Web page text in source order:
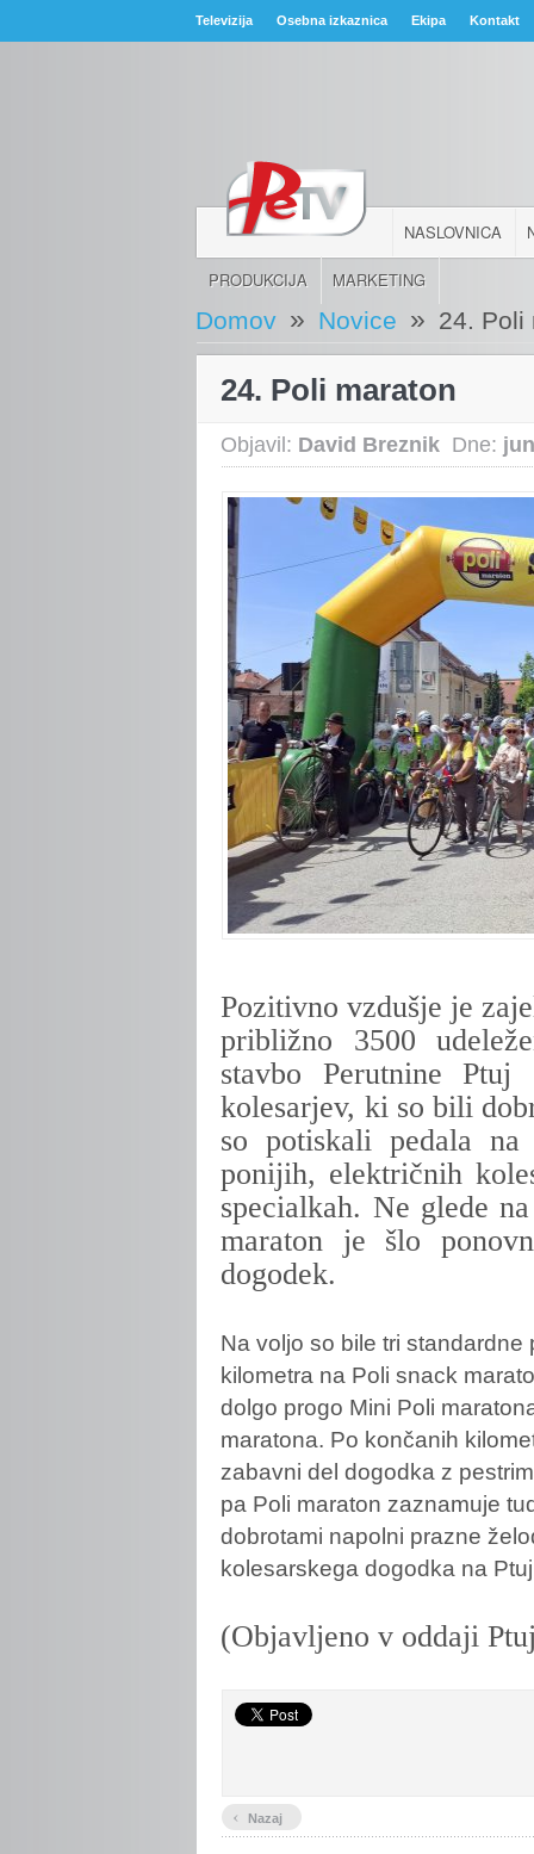
Televizija Osebna izkaznica Ekipa Kontakt
NASLOVNICA
PRODUKCIJA MARKETING
Domov » Novice » 24. Poli
24. Poli maraton
Objavil: David Breznik Dne:
Pozitivno vzdušje je
približno 3500
stavbo Perutnine
kolesarjev, ki so bili
so potiskali pedala
ponijih, električnih
specialkah. Ne glede
maraton je šlo
dogodek.
Na voljo so bile tri
kilometra na Poli snack
dolgo progo Mini Poli
maratona. Po končanih
zabavni del dogodka z
pa Poli maraton zaznamuje
dobrotami napolni prazne
kolesarskega dogodka na
(Objavljeno v oddaji
‹ Nazaj